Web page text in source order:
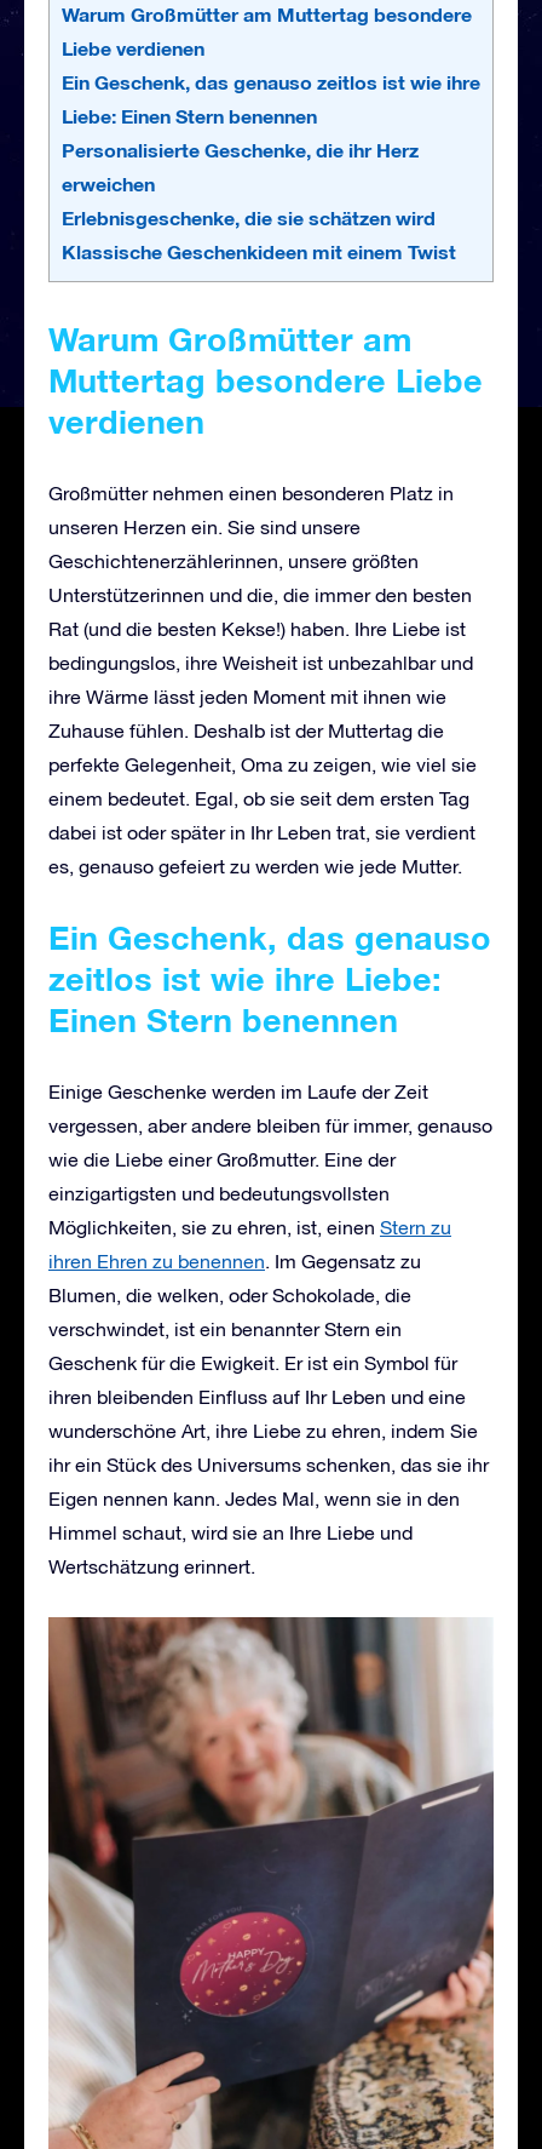
Warum Großmütter am Muttertag besondere
Liebe verdienen
Ein Geschenk, das genauso zeitlos ist wie ihre
Liebe: Einen Stern benennen
Personalisierte Geschenke, die ihr Herz
erweichen
Erlebnisgeschenke, die sie schätzen wird
Klassische Geschenkideen mit einem Twist
Warum Großmütter am
Muttertag besondere Liebe
verdienen
Großmütter nehmen einen besonderen Platz in
unseren Herzen ein. Sie sind unsere
Geschichtenerzählerinnen, unsere größten
Unterstützerinnen und die, die immer den besten
Rat (und die besten Kekse!) haben. Ihre Liebe ist
bedingungslos, ihre Weisheit ist unbezahlbar und
ihre Wärme lässt jeden Moment mit ihnen wie
Zuhause fühlen. Deshalb ist der Muttertag die
perfekte Gelegenheit, Oma zu zeigen, wie viel sie
einem bedeutet. Egal, ob sie seit dem ersten Tag
dabei ist oder später in Ihr Leben trat, sie verdient
es, genauso gefeiert zu werden wie jede Mutter.
Ein Geschenk, das genauso
zeitlos ist wie ihre Liebe:
Einen Stern benennen
Einige Geschenke werden im Laufe der Zeit
vergessen, aber andere bleiben für immer, genauso
wie die Liebe einer Großmutter. Eine der
einzigartigsten und bedeutungsvollsten
Möglichkeiten, sie zu ehren, ist, einen Stern zu
ihren Ehren zu benennen. Im Gegensatz zu
Blumen, die welken, oder Schokolade, die
verschwindet, ist ein benannter Stern ein
Geschenk für die Ewigkeit. Er ist ein Symbol für
ihren bleibenden Einfluss auf Ihr Leben und eine
wunderschöne Art, ihre Liebe zu ehren, indem Sie
ihr ein Stück des Universums schenken, das sie ihr
Eigen nennen kann. Jedes Mal, wenn sie in den
Himmel schaut, wird sie an Ihre Liebe und
Wertschätzung erinnert.